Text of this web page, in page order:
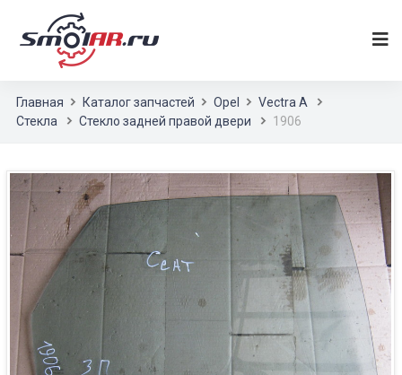
Главная Каталог запчастей Opel
Vectra A
Стекла
Стекло задней правой двери 1906